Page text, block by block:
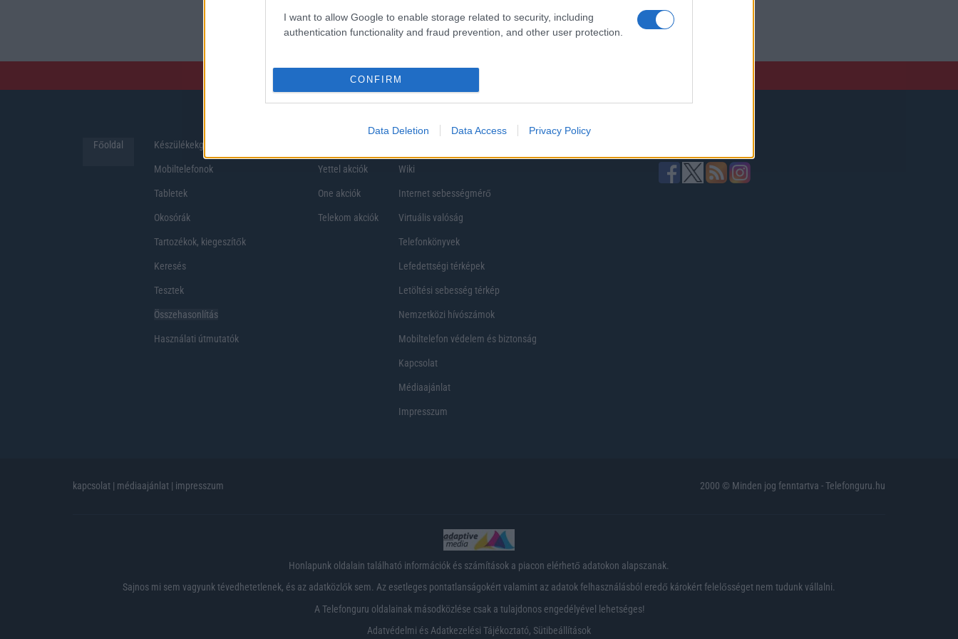
I want to allow Google to enable storage related to security, including
authentication functionality and fraud prevention, and other user protection.
CONFIRM
Data Deletion Data Access Privacy Policy
preferenciákkal rendelkezik, így a választásuk eltérhet. Azonban azok, akik számára fontos a nagyobb kijelző,
Főoldal Készülékekguru
Mobiltelefonok
Tabletek
Okosórák
Tartozékok, kiegeszítők
Keresés
Tesztek
Összehasonlítás
Használati útmutatók
Yettel akciók
One akciók
Telekom akciók
Wiki
Internet sebességmérő
Virtuális valóság
Telefonkönyvek
Lefedettségi térképek
Letöltési sebesség térkép
Nemzetközi hívószámok
Mobiltelefon védelem és biztonság
Kapcsolat
Médiaajánlat
Impresszum
kapcsolat | médiaajánlat | impresszum 2000 © Minden jog fenntartva - Telefonguru.hu
Honlapunk oldalain található információk és számítások a piacon elérhető adatokon alapszanak.
Sajnos mi sem vagyunk tévedhetetlenek, és az adatközlők sem. Az esetleges pontatlanságokért valamint az adatok felhasználásból eredő károkért felelősséget nem tudunk vállalni.
A Telefonguru oldalainak másodközlése csak a tulajdonos engedélyével lehetséges!
Adatvédelmi és Adatkezelési Tájékoztató, Sütibeállítások